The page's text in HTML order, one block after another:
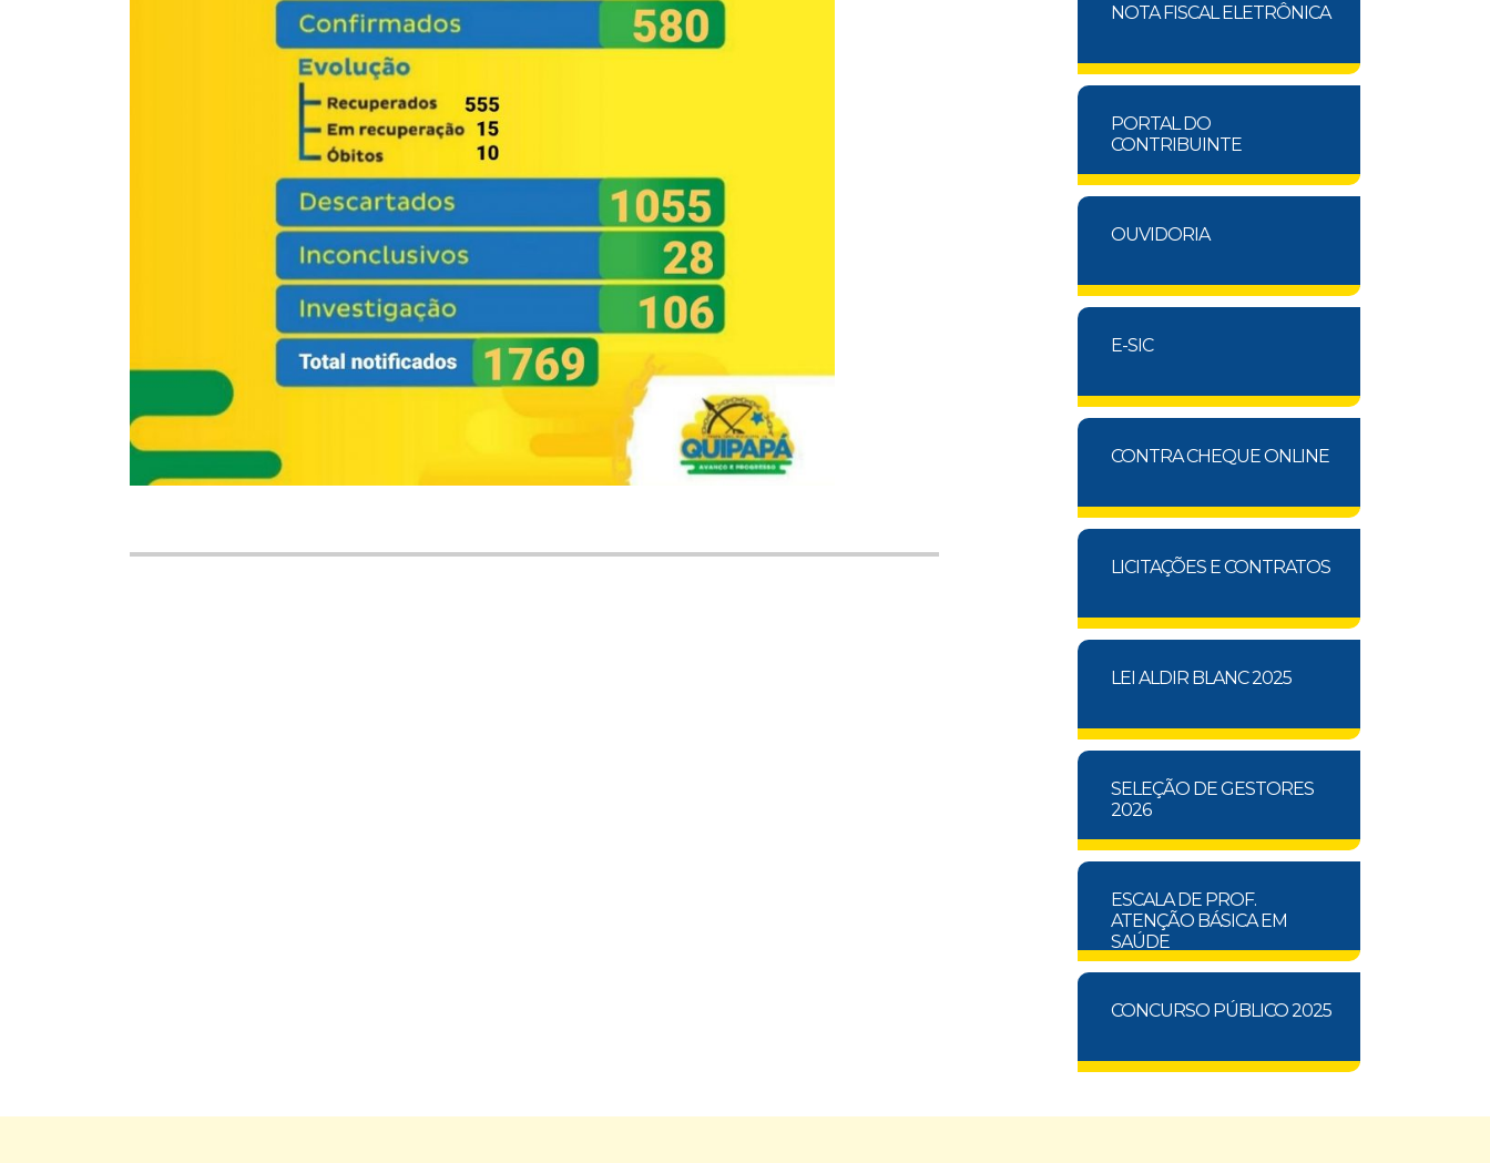
NOTA FISCAL ELETRÔNICA
PORTAL DO
CONTRIBUINTE
OUVIDORIA
E-SIC
CONTRA CHEQUE ONLINE
LICITAÇÕES E CONTRATOS
LEI ALDIR BLANC 2025
SELEÇÃO DE GESTORES
2026
ESCALA DE PROF.
ATENÇÃO BÁSICA EM
SAÚDE
CONCURSO PÚBLICO 2025